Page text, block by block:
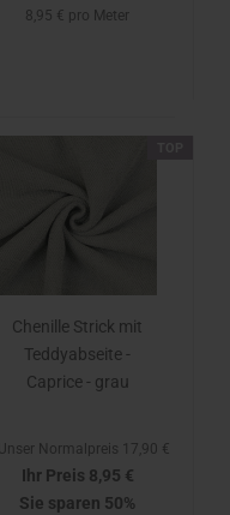
8,95 € pro Meter
Chenille Strick mit
Teddyabseite -
Caprice - grau
Unser Normalpreis 17,90 €
Ihr Preis 8,95 €
Sie sparen 50%